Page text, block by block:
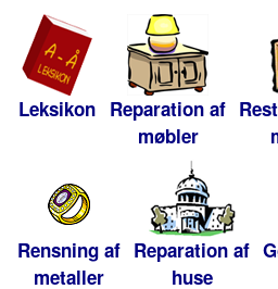
Leksikon Reparation af
møbler
Rensning af
metaller
Reparation af
huse